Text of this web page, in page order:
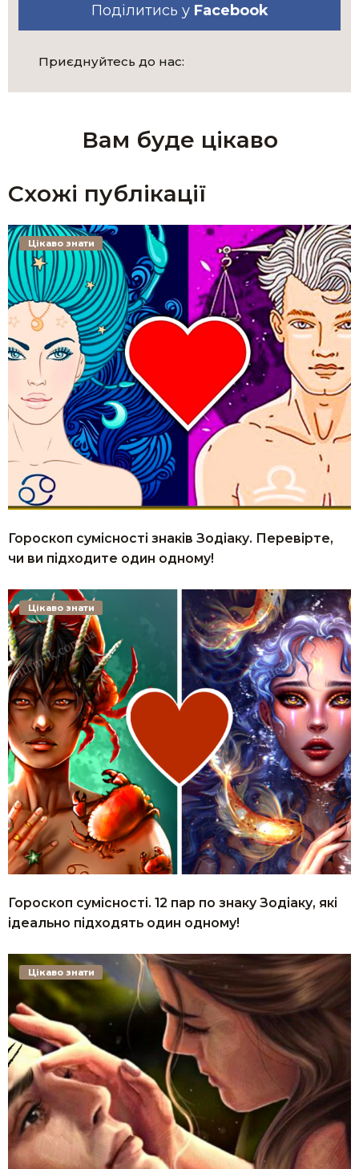
Поділитись у Facebook
Приєднуйтесь до нас:
Вам буде цікаво
Схожі публікації
Гороскоп сумісності знаків Зодіаку. Перевірте,
чи ви підходите один одному!
Цікаво знати
Гороскоп сумісності. 12 пар по знаку Зодіаку, які
ідеально підходять один одному!
Цікаво знати
Цікаво знати